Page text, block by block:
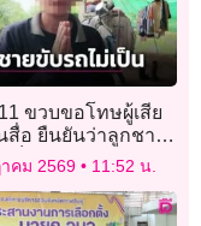
ขวบขอโทษผู้เสีย
สื่อ ยืนยันว่าลูกชาย
เป็น
คม 2569 11:52 น.